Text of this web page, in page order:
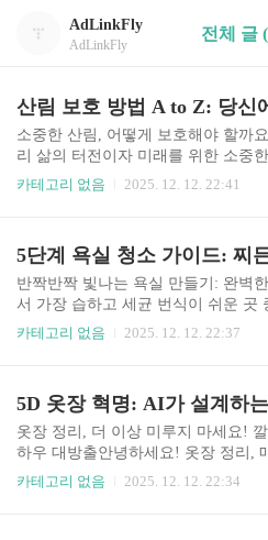
AdLinkFly
AdLinkFly
전체 글
소중한 산림, 어떻게 보호해야 할까
리 삶의 터전이자 미래를 위한 소중
은 물, 다양한 생물의 서식지를 제공
을 자세히 안내하는 가이드를 제공
요?산림은 단순한 나무들의 집합체
적인 부분이며, 우리 삶에 다양한 혜
다양한 동식물의 서식지를 제공하고
후 변화 완화: 이산화탄소를 흡수하
카테고리 없음 2025. 12. 12. 22:41
반짝반짝 빛나는 욕실 만들기: 완벽
서 가장 습하고 세균 번식이 쉬운 곳
찌든 때 때문에 골치 아프셨던 적 많
정이니, 지금부터 저와 함께 욕실 청
전 준비: 완벽한 욕실 청소를 위한 필
서는 준비물이 필수겠죠? 다음은 욕
필수 아이템 목록입니다. 청소 도구:
제거제) 청소용 솔 (타일, 변기, 틈..
카테고리 없음 2025. 12. 12. 22:37
옷장 정리, 더 이상 미루지 마세요!
하우 대방출안녕하세요! 옷장 정리,
죠? 옷은 많은데 막상 입을 옷은 없
카테고리 없음 2025. 12. 12. 22:34